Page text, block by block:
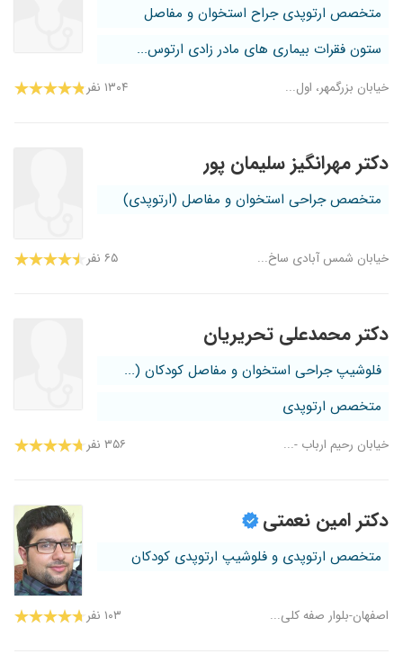
متخصص ارتوپدی جراح استخوان و مفاصل
ستون فقرات بیماری های مادر زادی ارتوس...
خیابان بزرگمهر، اول... ۱۳۰۴ نفر
دکتر مهرانگیز سلیمان پور
متخصص جراحی استخوان و مفاصل (ارتوپدی)
خیابان شمس آبادی ساخ... ۶۵ نفر
دکتر محمدعلی تحریریان
فلوشیپ جراحی استخوان و مفاصل کودکان (...
متخصص ارتوپدی
خیابان رحیم ارباب -... ۳۵۶ نفر
دکتر امین نعمتی
متخصص ارتوپدی و فلوشیپ ارتوپدی کودکان
اصفهان-بلوار صفه کلی... ۱۰۳ نفر